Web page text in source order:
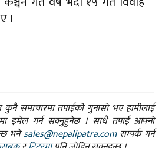
।
कुनै समाचारमा तपाईंको गुनासो भए हामीलाई
इमेल गर्न सक्नुहुनेछ । साथै तपाई आफ्नो
भनेsales@nepalipatra.comसम्पर्क गर्न